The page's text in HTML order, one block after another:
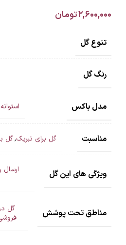
۲,۶۰۰,۰۰۰تومان
تنوع گل
رنگ گل
مدل باکس
مناسبت گل برای تبریک,گل
ویژگی های این گل ارسال
مناطق تحت پوشش گل